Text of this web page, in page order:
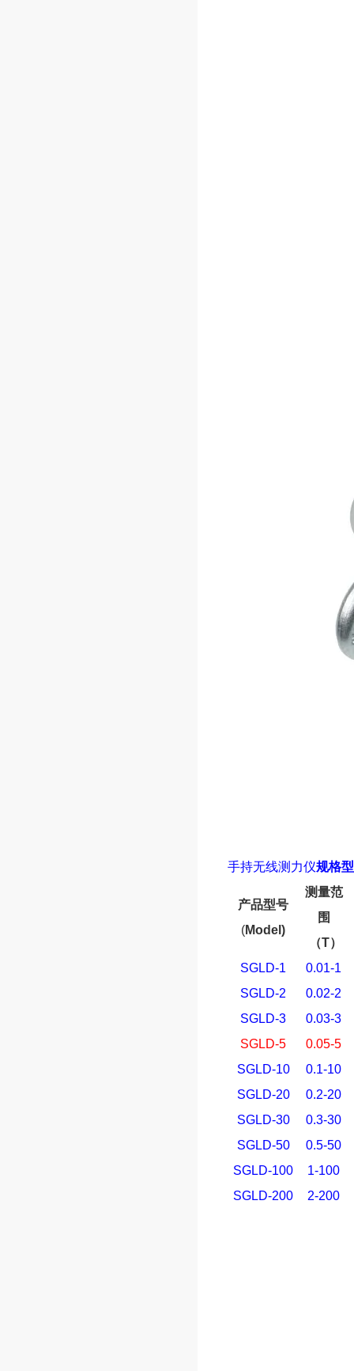
手持无线测力仪规格
产品型号
(Model)
测量范
围
（T）
SGLD-1
0.01-1
SGLD-2
0.02-2
SGLD-3
0.03-3
SGLD-5
0.05-5
SGLD-10
0.1-10
SGLD-20
0.2-20
SGLD-30
0.3-30
SGLD-50
0.5-50
SGLD-100
1-100
SGLD-200
2-200